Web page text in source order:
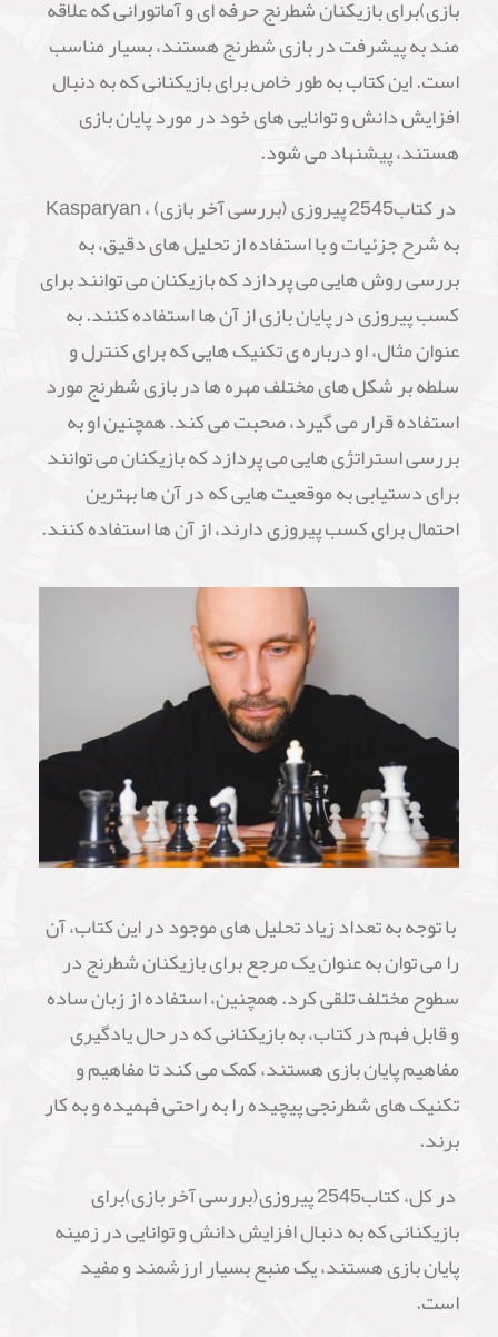
بازی)برای بازیکنان شطرنج حرفه ای و آماتورانی که علاقه
مند به پیشرفت در بازی شطرنج هستند، بسیار مناسب
است. این کتاب به طور خاص برای بازیکنانی که به دنبال
افزایش دانش و توانایی های خود در مورد پایان بازی
هستند، پیشنهاد می شود.
در کتاب2545 پیروزی (بررسی آخر بازی) ، Kasparyan
به شرح جزئیات و با استفاده از تحلیل های دقیق، به
بررسی روش هایی می پردازد که بازیکنان می توانند برای
کسب پیروزی در پایان بازی از آن ها استفاده کنند. به
عنوان مثال، او درباره ی تکنیک هایی که برای کنترل و
سلطه بر شکل های مختلف مهره ها در بازی شطرنج مورد
استفاده قرار می گیرد، صحبت می کند. همچنین او به
بررسی استراتژی هایی می پردازد که بازیکنان می توانند
برای دستیابی به موقعیت هایی که در آن ها بهترین
احتمال برای کسب پیروزی دارند، از آن ها استفاده کنند.
با توجه به تعداد زیاد تحلیل های موجود در این کتاب، آن
را می توان به عنوان یک مرجع برای بازیکنان شطرنج در
سطوح مختلف تلقی کرد. همچنین، استفاده از زبان ساده
و قابل فهم در کتاب، به بازیکنانی که در حال یادگیری
مفاهیم پایان بازی هستند، کمک می کند تا مفاهیم و
تکنیک های شطرنجی پیچیده را به راحتی فهمیده و به کار
برند.
در کل، کتاب2545 پیروزی(بررسی آخر بازی)برای
بازیکنانی که به دنبال افزایش دانش و توانایی در زمینه
پایان بازی هستند، یک منبع بسیار ارزشمند و مفید
است.